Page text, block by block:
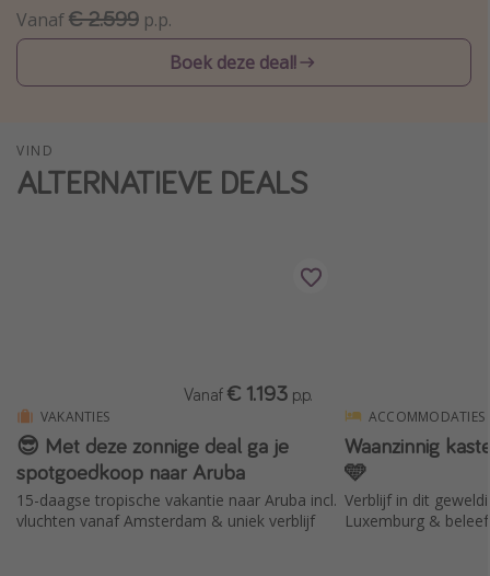
Autoverhuur
Groepsreizen
Single reizen
Zonvakanties
25 beste pretparken
Beste keukens ter wereld
Center Parcs
Disneyland Parijs
Vanaf€ 2.599 p.p.
Boek deze deal!
VIND
ALTERNATIEVE DEALS
VAKANTIES
😎 Met deze zonnige deal ga je
spotgoedkoop naar Aruba
15-daagse tropische vakantie naar Aruba incl.
vluchten vanaf Amsterdam & uniek verblijf
Vanaf € 1.193 p.p.
ACCOMMODATIES
Waanzinnig
🩵
Verblijf in dit
Luxemburg &